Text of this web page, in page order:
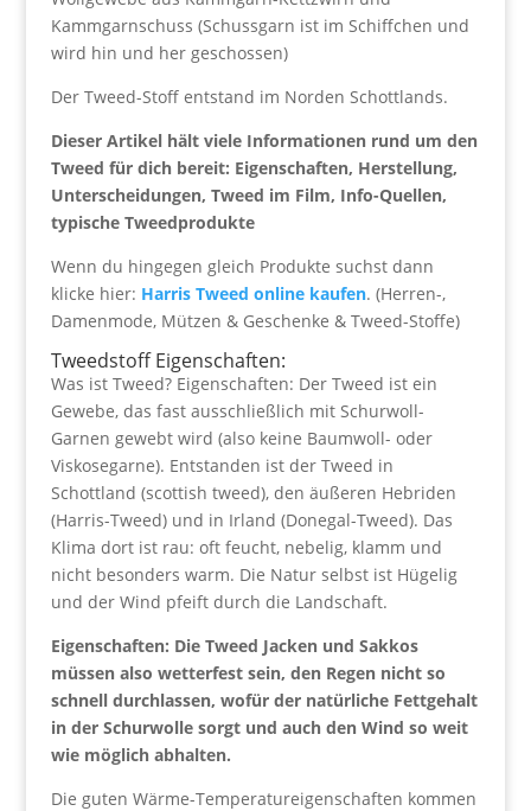
Kammgarnschuss (Schussgarn ist im Schiffchen und
wird hin und her geschossen)
Der Tweed-Stoff entstand im Norden Schottlands.
Dieser Artikel hält viele Informationen rund um den
Tweed für dich bereit: Eigenschaften, Herstellung,
Unterscheidungen, Tweed im Film, Info-Quellen,
typische Tweedprodukte
Wenn du hingegen gleich Produkte suchst dann
klicke hier: Harris Tweed online kaufen. (Herren-,
Damenmode, Mützen & Geschenke & Tweed-Stoffe)
Tweedstoff Eigenschaften:
Was ist Tweed? Eigenschaften: Der Tweed ist ein
Gewebe, das fast ausschließlich mit Schurwoll-
Garnen gewebt wird (also keine Baumwoll- oder
Viskosegarne). Entstanden ist der Tweed in
Schottland (scottish tweed), den äußeren Hebriden
(Harris-Tweed) und in Irland (Donegal-Tweed). Das
Klima dort ist rau: oft feucht, nebelig, klamm und
nicht besonders warm. Die Natur selbst ist Hügelig
und der Wind pfeift durch die Landschaft.
Eigenschaften: Die Tweed Jacken und Sakkos
müssen also wetterfest sein, den Regen nicht so
schnell durchlassen, wofür der natürliche Fettgehalt
in der Schurwolle sorgt und auch den Wind so weit
wie möglich abhalten.
Die guten Wärme-Temperatureigenschaften kommen